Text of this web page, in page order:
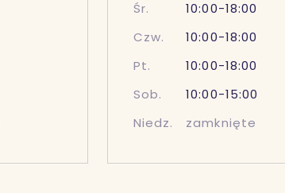
Śr.
10:00-18:00
Czw.
10:00-18:00
Pt.
10:00-18:00
Sob.
10:00-15:00
Niedz.
zamknięte